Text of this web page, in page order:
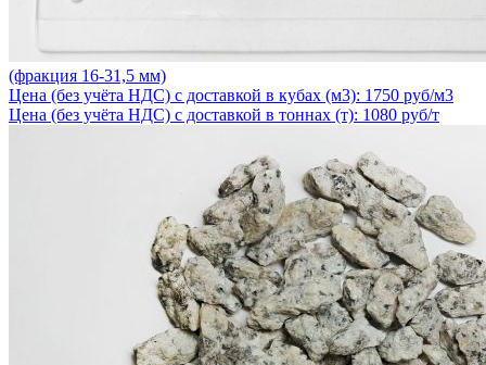
(фракция 16-31,5 мм)
Цена (без учёта НДС) с доставкой в кубах (м3): 1750 руб/м3
Цена (без учёта НДС) с доставкой в тоннах (т): 1080 руб/т